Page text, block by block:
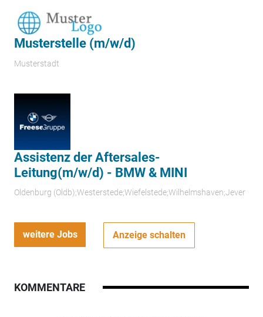
Musterstelle (m/w/d)
Musterstadt
Assistenz der Aftersales-
Leitung(m/w/d) - BMW & MINI
Oldenburg (Oldb);Westerstede;Wiefelstede;Wilhelmshaven;Jever
weitere Jobs Anzeige schalten
KOMMENTARE